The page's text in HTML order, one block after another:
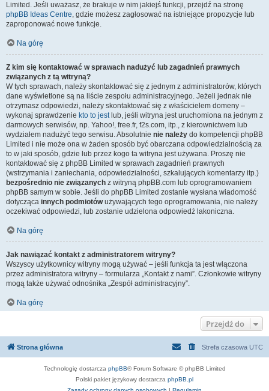
Limited. Jeśli uważasz, że brakuje w nim jakiejś funkcji, przejdź na stronę
phpBB Ideas Centre, gdzie możesz zagłosować na istniejące propozycje lub
zaproponować nowe funkcje.
Na górę
Z kim się kontaktować w sprawach nadużyć lub zagadnień prawnych
związanych z tą witryną?
W tych sprawach, należy skontaktować się z jednym z administratorów, których
dane wyświetlone są na liście zespołu administracyjnego. Jeżeli jednak nie
otrzymasz odpowiedzi, należy skontaktować się z właścicielem domeny –
wykonaj sprawdzenie kto to jestlub, jeśli witryna jest uruchomiona na jednym z
darmowych serwisów, np. Yahoo!, free.fr, f2s.com, itp., z kierownictwem lub
wydziałem nadużyć tego serwisu. Absolutnie nie należy do kompetencji phpBB
Limited i nie może ona w żaden sposób być obarczana odpowiedzialnością za
to w jaki sposób, gdzie lub przez kogo ta witryna jest używana. Proszę nie
kontaktować się z phpBB Limited w sprawach zagadnień prawnych
(wstrzymania i zaniechania, odpowiedzialności, szkalujących komentarzy itp.)
bezpośrednio nie związanych z witryną phpBB.com lub oprogramowaniem
phpBB samym w sobie. Jeśli do phpBB Limited zostanie wysłana wiadomość
dotycząca innych podmiotówużywających tego oprogramowania, nie należy
oczekiwać odpowiedzi, lub zostanie udzielona odpowiedź lakoniczna.
Na górę
Jak nawiązać kontakt z administratorem witryny?
Wszyscy użytkownicy witryny mogą używać – jeśli funkcja ta jest włączona
przez administratora witryny – formularza „Kontakt z nami”. Członkowie witryny
mogą także używać odnośnika „Zespół administracyjny”.
Na górę
Przejdź do
Strona główna Strefa czasowa UTC
Technologię dostarcza phpBB® Forum Software © phpBB Limited
Polski pakiet językowy dostarcza phpBB.pl